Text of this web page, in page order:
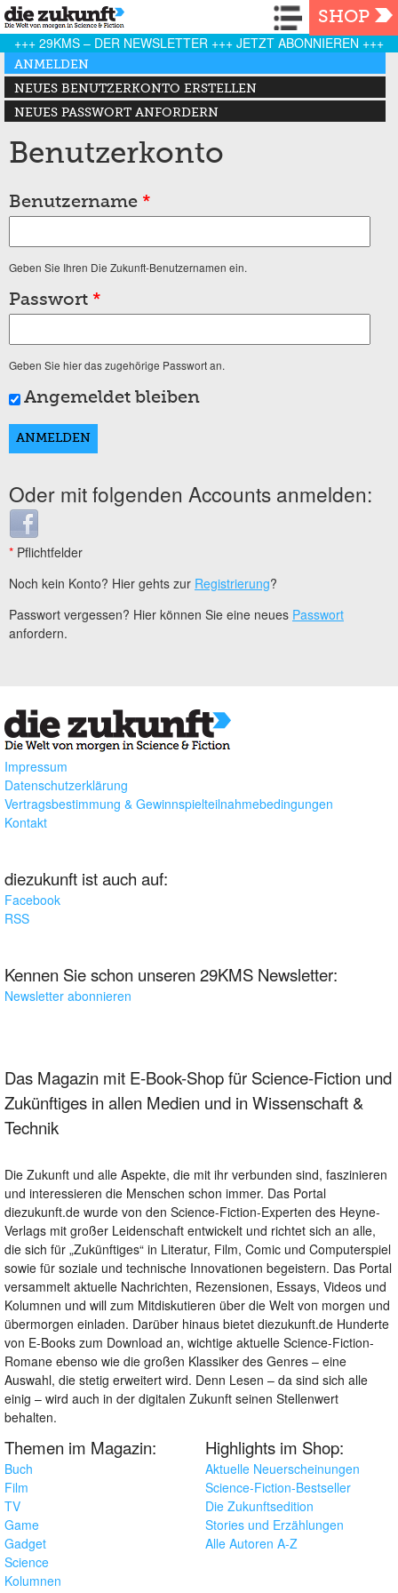
Navigation
SHOP
+++ 29KMS – DER NEWSLETTER +++ JETZT ABONNIEREN +++
Haupt-Reiter
ANMELDEN
(AKTIVER REITER)
NEUES BENUTZERKONTO ERSTELLEN
NEUES PASSWORT ANFORDERN
Benutzerkonto
Benutzername *
Geben Sie Ihren Die Zukunft-Benutzernamen ein.
Passwort *
Geben Sie hier das zugehörige Passwort an.
Angemeldet bleiben
Oder mit folgenden Accounts anmelden:
Login with Facebook
* Pflichtfelder
Noch kein Konto? Hier gehts zur Registrierung?
Passwort vergessen? Hier können Sie eine neues Passwort
anfordern.
Impressum
Datenschutzerklärung
Vertragsbestimmung & Gewinnspielteilnahmebedingungen
Kontakt
diezukunft ist auch auf:
Facebook
RSS
Kennen Sie schon unseren 29KMS Newsletter:
Newsletter abonnieren
Das Magazin mit E-Book-Shop für Science-Fiction und
Zukünftiges in allen Medien und in Wissenschaft &
Technik
Die Zukunft und alle Aspekte, die mit ihr verbunden sind, faszinieren
und interessieren die Menschen schon immer. Das Portal
diezukunft.de wurde von den Science-Fiction-Experten des Heyne-
Verlags mit großer Leidenschaft entwickelt und richtet sich an alle,
die sich für „Zukünftiges“ in Literatur, Film, Comic und Computerspiel
sowie für soziale und technische Innovationen begeistern. Das Portal
versammelt aktuelle Nachrichten, Rezensionen, Essays, Videos und
Kolumnen und will zum Mitdiskutieren über die Welt von morgen und
übermorgen einladen. Darüber hinaus bietet diezukunft.de Hunderte
von E-Books zum Download an, wichtige aktuelle Science-Fiction-
Romane ebenso wie die großen Klassiker des Genres – eine
Auswahl, die stetig erweitert wird. Denn Lesen – da sind sich alle
einig – wird auch in der digitalen Zukunft seinen Stellenwert
behalten.
Themen im Magazin:
Buch
Film
TV
Game
Gadget
Science
Kolumnen
Highlights im Shop:
Aktuelle Neuerscheinungen
Science-Fiction-Bestseller
Die Zukunftsedition
Stories und Erzählungen
Alle Autoren A-Z